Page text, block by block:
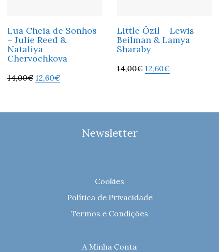
Lua Cheia de Sonhos
– Julie Reed &
Nataliya
Chervochkova
14,00€ 12,60€
Little Özil – Lewis
Beilman & Lamya
Sharaby
14,00€ 12,60€
Newsletter
Cookies
Política de Privacidade
Termos e Condições
A Minha Conta